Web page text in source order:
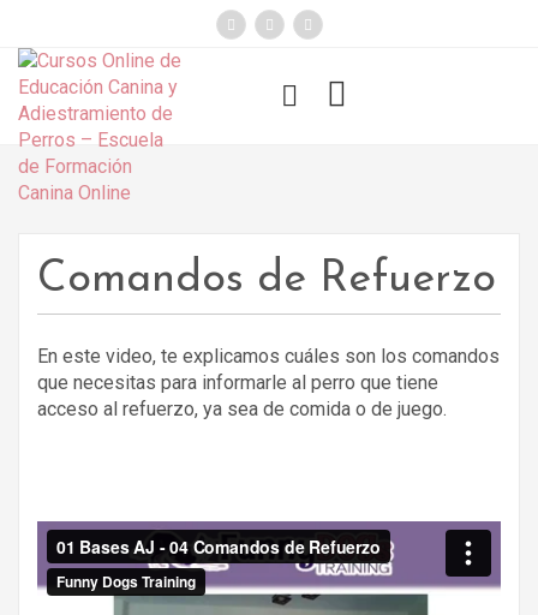
Funny Dogs
Comandos de Refuerzo
En este video, te explicamos cuáles son los comandos
que necesitas para informarle al perro que tiene
acceso al refuerzo, ya sea de comida o de juego.